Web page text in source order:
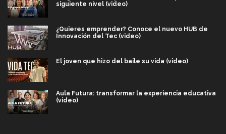
siguiente nivel (video)
¿Quieres emprender? Conoce el nuevo HUB de
Innovación del Tec (video)
El joven que hizo del baile su vida (video)
Aula Futura: transformar la experiencia educativa
(video)